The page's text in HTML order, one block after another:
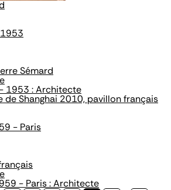
Sémard
1953 : Architecte
de Shanghai 2010, pavillon français
- Paris
- Paris : Architecte